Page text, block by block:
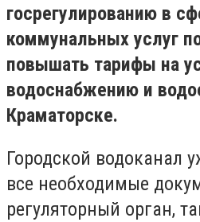
госрегулированию в
коммунальных услуг
повышать тарифы на
водоснабжению и
Краматорске.
Городской водоканал
все необходимые
регуляторный орган,